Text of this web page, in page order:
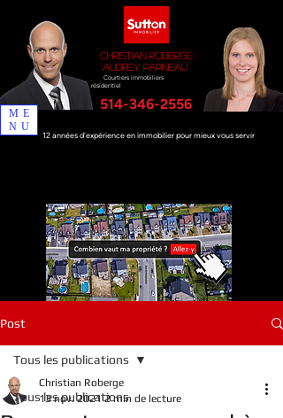
Courtiers immobiliers
résidentiel
514-346-2556
12 années d'expérience en immobilier pour mieux vous servir
Christian Roberge
Audrey Papineau
ME
NU
Post
Tous les publications
Tous les publications
Christian Roberge
13 nov. 2021 2 min de lecture